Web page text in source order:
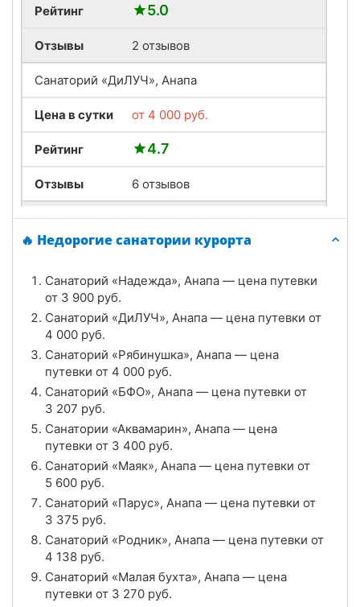
Рейтинг 5.0
Отзывы 2 отзывов
Санаторий «ДиЛУЧ», Анапа
Цена в сутки от 4 000 руб.
Рейтинг 4.7
Отзывы 6 отзывов
Санаторий «Рябинушка», Анапа
Цена в сутки 4 000 руб.
Рейтинг 4.7
Отзывы 3 отзывов
Санатории «Аквамарин», Анапа
Цена в сутки от3 400руб.
Рейтинг 4.6
Отзывы 7 отзывов
Санаторий «Родник», Анапа
Цена в сутки
Рейтинг
Отзывы 3 отзывов
🔥 Недорогие санатории курорта
Санаторий «Надежда», Анапа — цена путевки
от 3 900 руб.
Санаторий «ДиЛУЧ», Анапа — цена путевки от
4 000 руб.
Санаторий «Рябинушка», Анапа — цена
путевки от 4 000 руб.
Санаторий «БФО», Анапа — цена путевки от
3 207 руб.
Санатории «Аквамарин», Анапа — цена
путевки от 3 400 руб.
Санаторий «Маяк», Анапа — цена путевки от
5 600 руб.
Санаторий «Парус», Анапа — цена путевки от
3 375 руб.
Санаторий «Родник», Анапа — цена путевки от
4 138 руб.
Санаторий «Малая бухта», Анапа — цена
путевки от 3 270 руб.